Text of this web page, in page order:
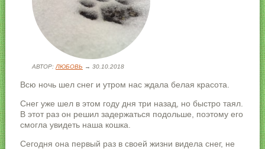
АВТОР: ЛЮБОВЬ → 30.10.2018
Всю ночь шел снег и утром нас ждала белая красота.
Снег уже шел в этом году дня три назад, но быстро таял.
В этот раз он решил задержаться подольше, поэтому его
смогла увидеть наша кошка.
Сегодня она первый раз в своей жизни видела снег, не